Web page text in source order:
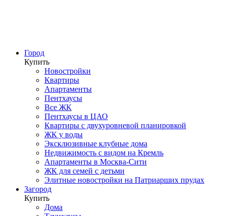
Город
Купить
Новостройки
Квартиры
Апартаменты
Пентхаусы
Все ЖК
Пентхаусы в ЦАО
Квартиры с двухуровневой планировкой
ЖК у воды
Эксклюзивные клубные дома
Недвижимость с видом на Кремль
Апартаменты в Москва-Сити
ЖК для семей с детьми
Элитные новостройки на Патриарших прудах
Загород
Купить
Дома